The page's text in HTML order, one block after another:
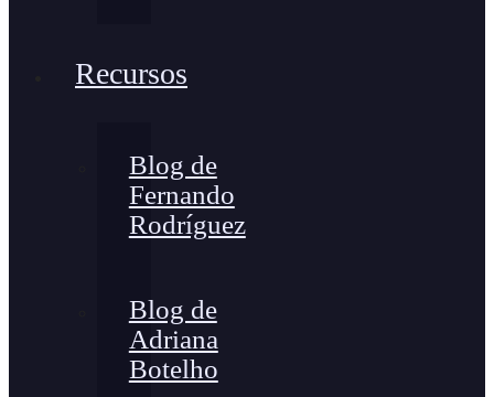
Recursos
Blog de
Fernando
Rodríguez
Blog de
Adriana
Botelho